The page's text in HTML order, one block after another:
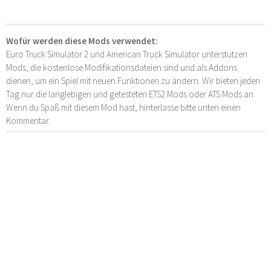
Wofür werden diese Mods verwendet:
Euro Truck Simulator 2 und American Truck Simulator unterstützen
Mods, die kostenlose Modifikationsdateien sind und als Addons
dienen, um ein Spiel mit neuen Funktionen zu ändern. Wir bieten jeden
Tag nur die langlebigen und getesteten ETS2 Mods oder ATS Mods an.
Wenn du Spaß mit diesem Mod hast, hinterlasse bitte unten einen
Kommentar.